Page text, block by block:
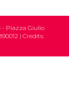
- Piazza Giulio
| Credits: